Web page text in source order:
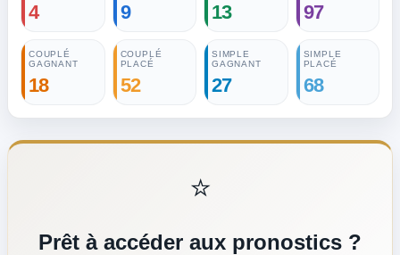
4 9 13 97
COUPLÉ
GAGNANT
18
COUPLÉ
PLACÉ
52
SIMPLE
GAGNANT
27
SIMPLE
PLACÉ
68
⭐
Prêt à accéder aux pronostics ?